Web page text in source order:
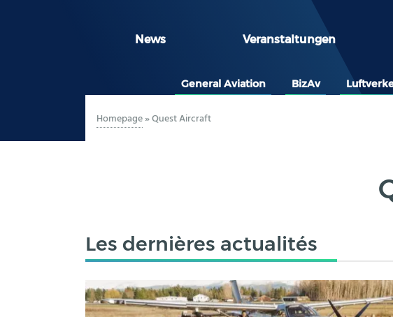
News Veranstaltungen
General Aviation BizAv
Homepage»Quest Aircraft
Les dernières actualités